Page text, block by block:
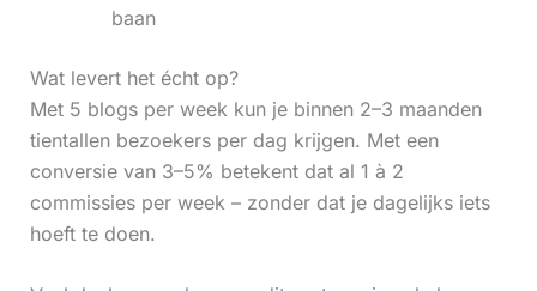
baan
Wat levert het écht op?
Met 5 blogs per week kun je binnen 2–3 maanden
tientallen bezoekers per dag krijgen. Met een
conversie van 3–5% betekent dat al 1 à 2
commissies per week – zonder dat je dagelijks iets
hoeft te doen.